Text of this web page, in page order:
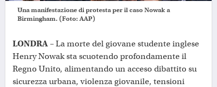
Una manifestazione di protesta per il caso Nowak a
Birmingham. (Foto: AAP)
LONDRA– La morte del giovane studente inglese
Henry Nowak sta scuotendo profondamente il
Regno Unito, alimentando un acceso dibattito su
sicurezza urbana, violenza giovanile, tensioni